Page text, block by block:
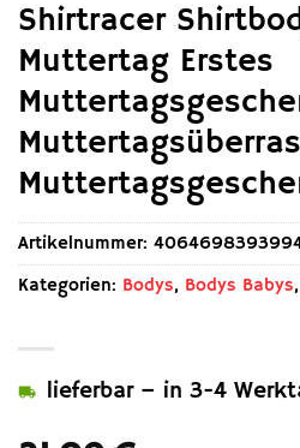
Shirtracer
Muttertag Erstes
lieferbar – in 3-4
Artikelnummer:
Kategorien: Bodys, Bodys Babys,